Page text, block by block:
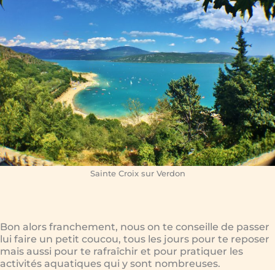
Sainte Croix sur Verdon
Bon alors franchement, nous on te conseille de passer
lui faire un petit coucou, tous les jours pour te reposer
mais aussi pour te rafraîchir et pour pratiquer les
activités aquatiques qui y sont nombreuses.